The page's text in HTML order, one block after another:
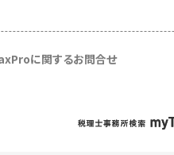
に関するお問合せ